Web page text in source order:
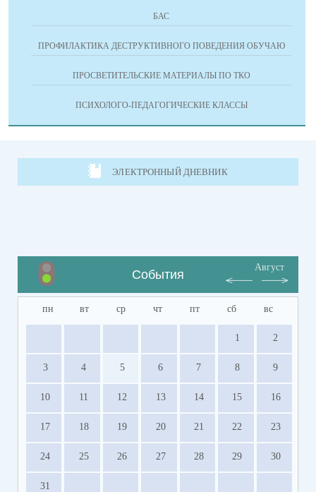
БАС
ПРОФИЛАКТИКА ДЕСТРУКТИВНОГО ПОВЕДЕНИЯ ОБУЧАЮ
ПРОСВЕТИТЕЛЬСКИЕ МАТЕРИАЛЫ ПО ТКО
ПСИХОЛОГО-ПЕДАГОГИЧЕСКИЕ КЛАССЫ
ЭЛЕКТРОННЫЙ ДНЕВНИК
События
Август
пн вт ср чт пт сб вс
1 2
3 4 5 6 7 8 9
10 11 12 13 14 15 16
17 18 19 20 21 22 23
24 25 26 27 28 29 30
31